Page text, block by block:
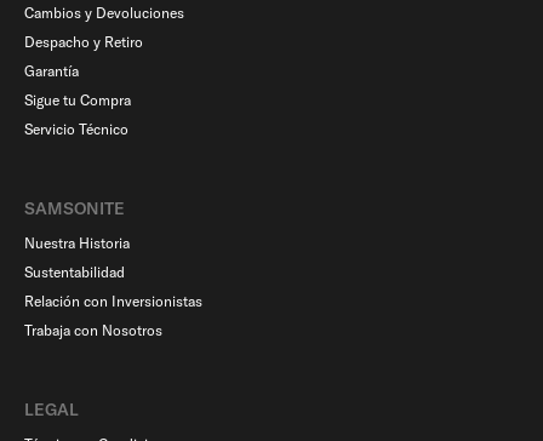
Cambios y Devoluciones
Despacho y Retiro
Garantía
Sigue tu Compra
Servicio Técnico
SAMSONITE
Nuestra Historia
Sustentabilidad
Relación con Inversionistas
Trabaja con Nosotros
LEGAL